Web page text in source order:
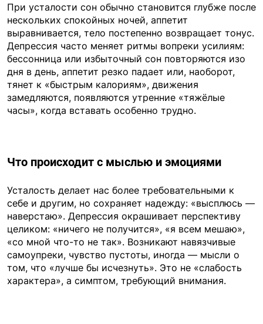
При усталости сон обычно становится глубже после
нескольких спокойных ночей, аппетит
выравнивается, тело постепенно возвращает тонус.
Депрессия часто меняет ритмы вопреки усилиям:
бессонница или избыточный сон повторяются изо
дня в день, аппетит резко падает или, наоборот,
тянет к «быстрым калориям», движения
замедляются, появляются утренние «тяжёлые
часы», когда вставать особенно трудно.
Что происходит с мыслью и эмоциями
Усталость делает нас более требовательными к
себе и другим, но сохраняет надежду: «высплюсь —
наверстаю». Депрессия окрашивает перспективу
целиком: «ничего не получится», «я всем мешаю»,
«со мной что-то не так». Возникают навязчивые
самоупреки, чувство пустоты, иногда — мысли о
том, что «лучше бы исчезнуть». Это не «слабость
характера», а симптом, требующий внимания.